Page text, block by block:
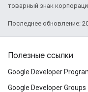
товарный знак
Последнее обновление:
Полезные ссылки
Google Developer
Google Developer Groups